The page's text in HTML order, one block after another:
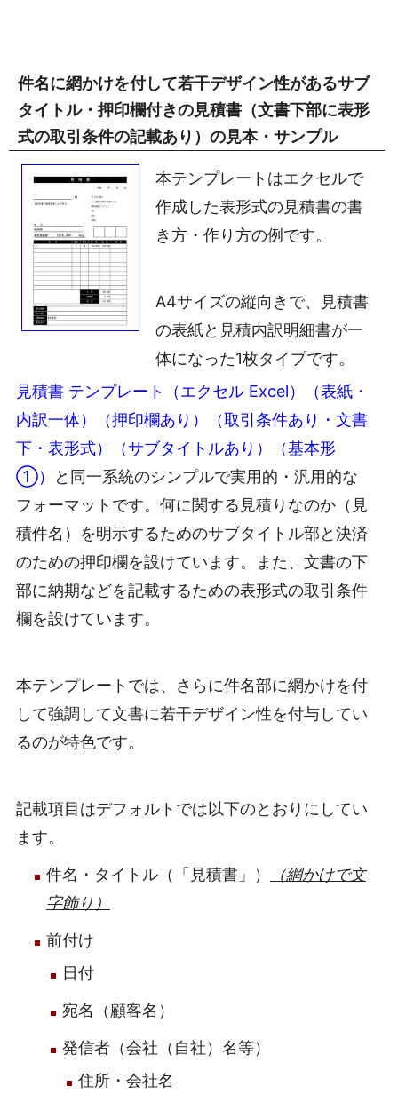
件名に網かけを付して若干デザイン性があるサブ
タイトル・押印欄付きの見積書（文書下部に表形
式の取引条件の記載あり）の見本・サンプル
本テンプレートはエクセルで
作成した表形式の見積書の書
き方・作り方の例です。
A4サイズの縦向きで、見積書
の表紙と見積内訳明細書が一
体になった1枚タイプです。
見積書 テンプレート（エクセル Excel）（表紙・
内訳一体）（押印欄あり）（取引条件あり・文書
下・表形式）（サブタイトルあり）（基本形
①）
と同一系統のシンプルで実用的・汎用的な
フォーマットです。何に関する見積りなのか（見
積件名）を明示するためのサブタイトル部と決済
のための押印欄を設けています。また、文書の下
部に納期などを記載するための表形式の取引条件
欄を設けています。
本テンプレートでは、さらに件名部に網かけを付
して強調して文書に若干デザイン性を付与してい
るのが特色です。
記載項目はデフォルトでは以下のとおりにしてい
ます。
件名・タイトル（「見積書」）
（網かけで文
字飾り）
前付け
日付
宛名（顧客名）
発信者（会社（自社）名等）
住所・会社名